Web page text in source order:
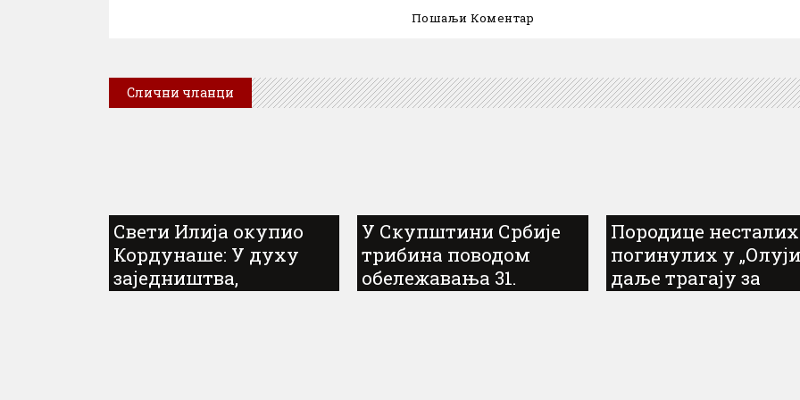
Слични чланци
Свети Илија окупио
Кордунаше: У духу
заједништва,
У Скупштини Србије
трибина поводом
обележавања 31.
Породице
погинулих у
даље трагају за